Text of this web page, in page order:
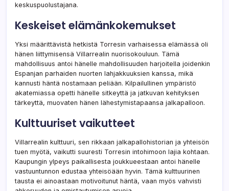
keskuspuolustajana.
Keskeiset elämänkokemukset
Yksi määrittävistä hetkistä Torresin varhaisessa elämässä oli
hänen liittymisensä Villarrealin nuorisokouluun. Tämä
mahdollisuus antoi hänelle mahdollisuuden harjoitella joidenkin
Espanjan parhaiden nuorten lahjakkuuksien kanssa, mikä
kannusti häntä nostamaan peliään. Kilpailullinen ympäristö
akatemiassa opetti hänelle sitkeyttä ja jatkuvan kehityksen
tärkeyttä, muovaten hänen lähestymistapaansa jalkapalloon.
Kulttuuriset vaikutteet
Villarrealin kulttuuri, sen rikkaan jalkapallohistorian ja yhteisön
tuen myötä, vaikutti suuresti Torresin intohimoon lajia kohtaan.
Kaupungin ylpeys paikallisesta joukkueestaan antoi hänelle
vastuuntunnon edustaa yhteisöään hyvin. Tämä kulttuurinen
tausta ei ainoastaan motivoitunut häntä, vaan myös vahvisti